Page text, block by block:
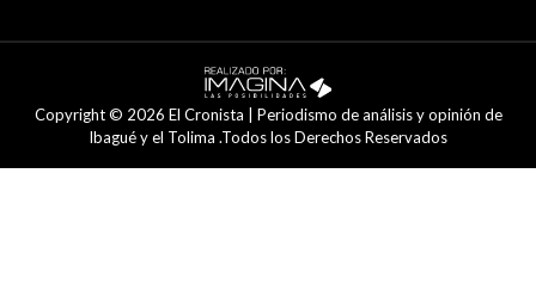
Copyright © 2026 El Cronista | Periodismo de análisis y opinión de
Ibagué y el Tolima .Todos los Derechos Reservados